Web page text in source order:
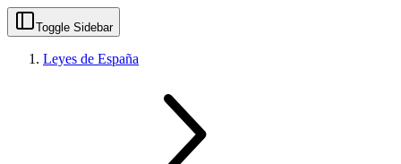
Toggle Sidebar
Leyes de España